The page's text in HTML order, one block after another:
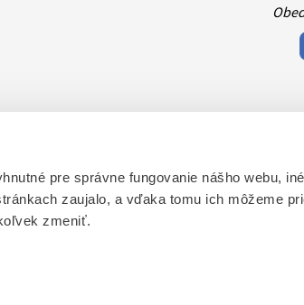
pre správne fungovanie nášho webu,
zaujalo, a vďaka tomu ich môžeme
zmeniť.
Databázy a servis Základné zásady
v súlade s Jednotným dizajn manuálom